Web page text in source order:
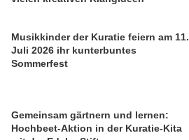
Musikkinder der Kuratie feiern am 11.
Juli 2026 ihr kunterbuntes
Sommerfest
Gemeinsam gärtnern und lernen:
Hochbeet-Aktion in der Kuratie-Kita